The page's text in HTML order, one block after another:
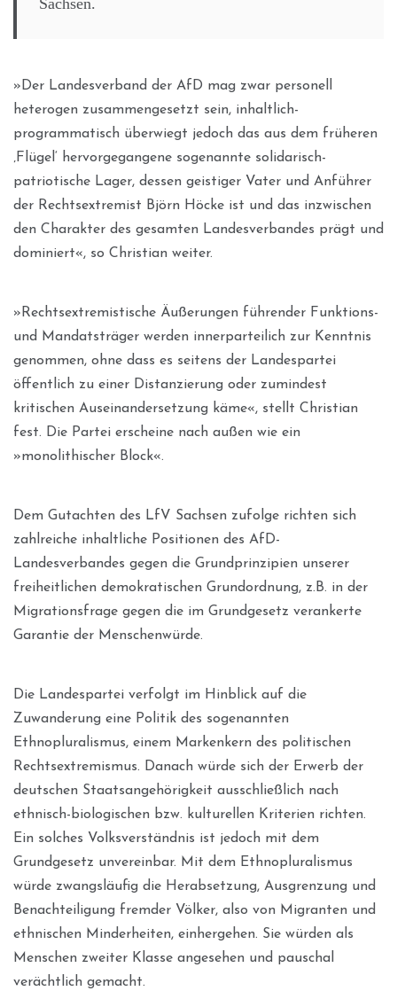
Sachsen.
»Der Landesverband der AfD mag zwar personell
heterogen zusammengesetzt sein, inhaltlich-
programmatisch überwiegt jedoch das aus dem früheren
‚Flügel‘ hervorgegangene sogenannte solidarisch-
patriotische Lager, dessen geistiger Vater und Anführer
der Rechtsextremist Björn Höcke ist und das inzwischen
den Charakter des gesamten Landesverbandes prägt und
dominiert«, so Christian weiter.
»Rechtsextremistische Äußerungen führender Funktions-
und Mandatsträger werden innerparteilich zur Kenntnis
genommen, ohne dass es seitens der Landespartei
öffentlich zu einer Distanzierung oder zumindest
kritischen Auseinandersetzung käme«, stellt Christian
fest. Die Partei erscheine nach außen wie ein
»monolithischer Block«.
Dem Gutachten des LfV Sachsen zufolge richten sich
zahlreiche inhaltliche Positionen des AfD-
Landesverbandes gegen die Grundprinzipien unserer
freiheitlichen demokratischen Grundordnung, z.B. in der
Migrationsfrage gegen die im Grundgesetz verankerte
Garantie der Menschenwürde.
Die Landespartei verfolgt im Hinblick auf die
Zuwanderung eine Politik des sogenannten
Ethnopluralismus, einem Markenkern des politischen
Rechtsextremismus. Danach würde sich der Erwerb der
deutschen Staatsangehörigkeit ausschließlich nach
ethnisch-biologischen bzw. kulturellen Kriterien richten.
Ein solches Volksverständnis ist jedoch mit dem
Grundgesetz unvereinbar. Mit dem Ethnopluralismus
würde zwangsläufig die Herabsetzung, Ausgrenzung und
Benachteiligung fremder Völker, also von Migranten und
ethnischen Minderheiten, einhergehen. Sie würden als
Menschen zweiter Klasse angesehen und pauschal
verächtlich gemacht.